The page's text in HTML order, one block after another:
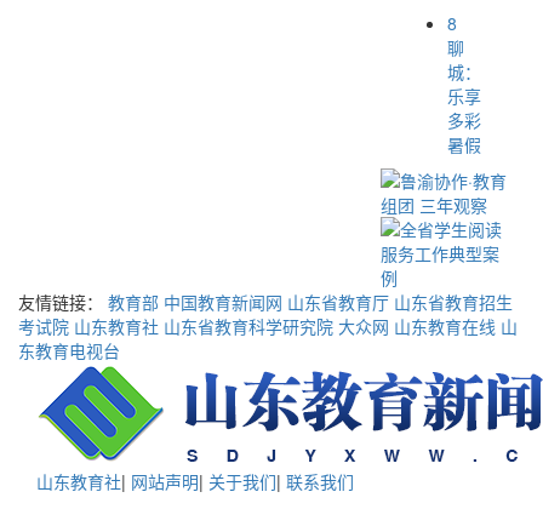
8
聊
城：
乐享
多彩
暑假
友情链接： 教育部 中国教育新闻网 山东省教育厅 山东省教育招生
考试院 山东教育社 山东省教育科学研究院 大众网 山东教育在线 山
东教育电视台
山东教育社| 网站声明| 关于我们| 联系我们